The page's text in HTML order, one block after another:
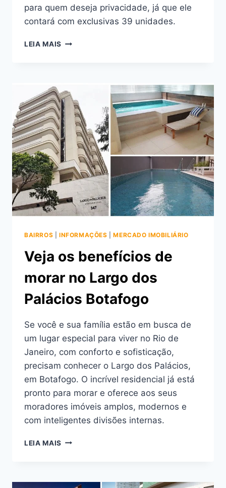
para quem deseja privacidade, já que ele
contará com exclusivas 39 unidades.
LEIA MAIS DESCUBRA
NO
IVO
BOTAFOGO
BAIRROS INFORMAÇÕES |MERCADO IMOBILIÁRIO
Veja os benefícios de
morar no Largo dos
Palácios Botafogo
Se você e sua família estão em busca de
um lugar especial para viver no Rio de
Janeiro, com conforto e sofisticação,
precisam conhecer o Largo dos Palácios,
em Botafogo. O incrível residencial já está
pronto para morar e oferece aos seus
moradores imóveis amplos, modernos e
com inteligentes divisões internas.
LEIA MAIS VEJA
MORAR